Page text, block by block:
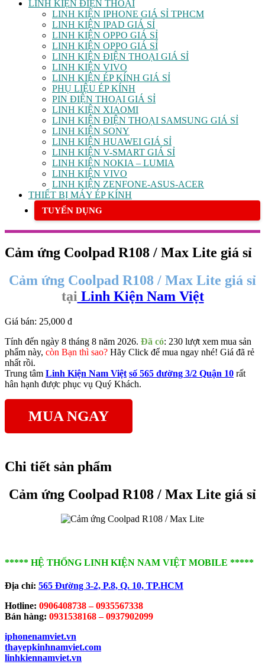
LINH KIỆN ĐIỆN THOẠI
LINH KIỆN IPHONE GIÁ SỈ TPHCM
LINH KIỆN IPAD GIÁ SỈ
LINH KIỆN OPPO GIÁ SỈ
LINH KIỆN OPPO GIÁ SỈ
LINH KIỆN ĐIỆN THOẠI GIÁ SỈ
LINH KIỆN VIVO
LINH KIỆN ÉP KÍNH GIÁ SỈ
PHỤ LIỆU ÉP KÍNH
PIN ĐIỆN THOẠI GIÁ SỈ
LINH KIỆN XIAOMI
LINH KIỆN ĐIỆN THOẠI SAMSUNG GIÁ SỈ
LINH KIỆN SONY
LINH KIỆN HUAWEI GIÁ SỈ
LINH KIỆN V-SMART GIÁ SỈ
LINH KIỆN NOKIA – LUMIA
LINH KIỆN VIVO
LINH KIỆN ZENFONE-ASUS-ACER
THIẾT BỊ MÁY ÉP KÍNH
TUYỂN DỤNG
Cảm ứng Coolpad R108 / Max Lite giá sỉ
Cảm ứng Coolpad R108 / Max Lite giá sỉ
tại Linh Kiện Nam Việt
Giá bán: 25,000 đ
Tính đến ngày 8 tháng 8 năm 2026. Đã có: 230 lượt xem mua sản
phẩm này, còn Bạn thì sao? Hãy Click để mua ngay nhé! Giá đã rẻ
nhất rồi.
Trung tâm Linh Kiện Nam Việt số 565 đường 3/2 Quận 10 rất
hân hạnh được phục vụ Quý Khách.
MUA NGAY
Chi tiết sản phẩm
Cảm ứng Coolpad R108 / Max Lite giá sỉ
***** HỆ THỐNG LINH KIỆN NAM VIỆT MOBILE *****
Địa chỉ: 565 Đường 3-2, P.8, Q. 10, TP.HCM
Hotline: 0906408738 – 0935567338
Bán hàng: 0931538168 – 0937902099
iphonenamviet.vn
thayepkinhnamviet.com
linhkiennamviet.vn